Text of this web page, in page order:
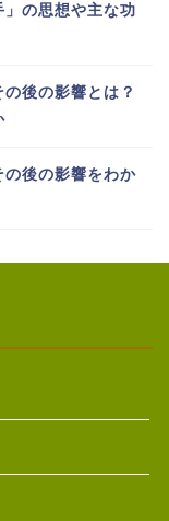
の思想や主な功
後の影響とは？
の後の影響をわか